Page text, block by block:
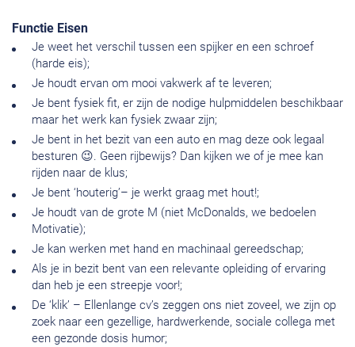
Functie Eisen
Je weet het verschil tussen een spijker en een schroef
(harde eis);
Je houdt ervan om mooi vakwerk af te leveren;
Je bent fysiek fit, er zijn de nodige hulpmiddelen beschikbaar
maar het werk kan fysiek zwaar zijn;
Je bent in het bezit van een auto en mag deze ook legaal
besturen 😉. Geen rijbewijs? Dan kijken we of je mee kan
rijden naar de klus;
Je bent ‘houterig’– je werkt graag met hout!;
Je houdt van de grote M (niet McDonalds, we bedoelen
Motivatie);
Je kan werken met hand en machinaal gereedschap;
Als je in bezit bent van een relevante opleiding of ervaring
dan heb je een streepje voor!;
De ‘klik’ – Ellenlange cv’s zeggen ons niet zoveel, we zijn op
zoek naar een gezellige, hardwerkende, sociale collega met
een gezonde dosis humor;